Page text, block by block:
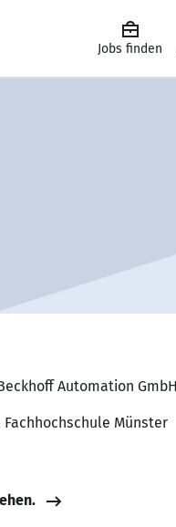
Jobs finden
Automation GmbH
Münster